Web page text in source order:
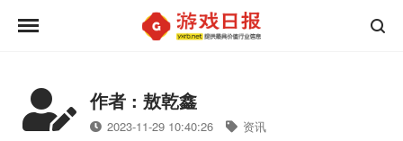
作者 : 敖乾鑫
2023-11-29 10:40:26 资讯